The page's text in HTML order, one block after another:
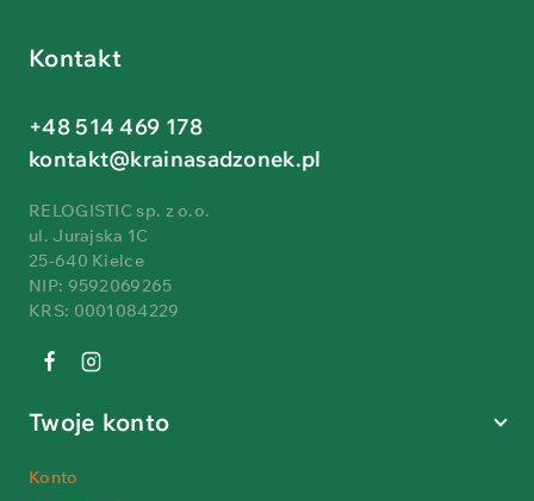
Kontakt
+48 514 469 178
kontakt@krainasadzonek.pl
RELOGISTIC sp. z o.o.
ul. Jurajska 1C
25-640 Kielce
NIP: 9592069265
KRS: 0001084229
Twoje konto
Konto